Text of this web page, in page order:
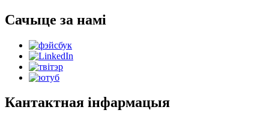
Сачыце за намі
Кантактная інфармацыя